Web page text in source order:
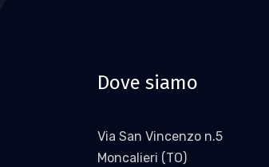
Dove siamo
Via San Vincenzo n.5
Moncalieri (TO)